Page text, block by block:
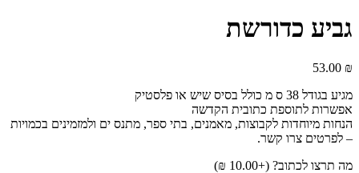
גביע כדורשת
53.00 ₪
מגיע בגודל 38 ס מ כולל בסיס שיש או פלסטיק
אפשרות לתוספת כתובית הקדשה
הנחות מיוחדות לקבוצות, מאמנים, בתי ספר, מתנס ים ולמזמינים בכמויות
– לפרטים צרו קשר.
מה תרצו לכתוב? (+10.00
₪
)